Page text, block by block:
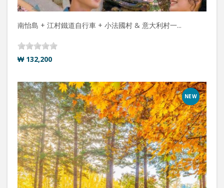
南怡島 + 江村鐵道自行車 + 小法國村 & 意大利村一...
₩ 132,200
NEW